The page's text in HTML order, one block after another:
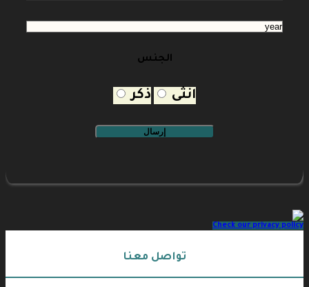
الجنس
انثى ذكر
إرسال
Check our privacy policy
تواصل معنا